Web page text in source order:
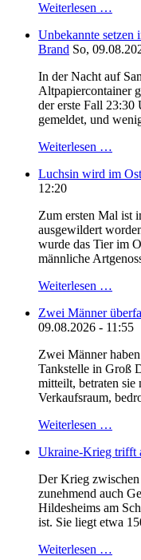
Weiterlesen …
Unbekannte setzen
Brand So,
In der Nacht auf
Altpapiercontainer
der erste Fall 23:30
gemeldet, und
Weiterlesen …
Luchsin wird im
12:20
Zum ersten Mal ist
ausgewildert
wurde das Tier im
männliche
Weiterlesen …
Zwei Männer
09.08.2026 - 11:55
Zwei Männer
Tankstelle in Groß
mitteilt, betraten sie
Verkaufsraum,
Weiterlesen …
Ukraine-Krieg trifft
Der Krieg
zunehmend auch
Hildesheims am
ist. Sie liegt etwa
Weiterlesen …